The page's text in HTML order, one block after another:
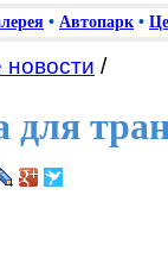
• Автопарк •
новости /
для